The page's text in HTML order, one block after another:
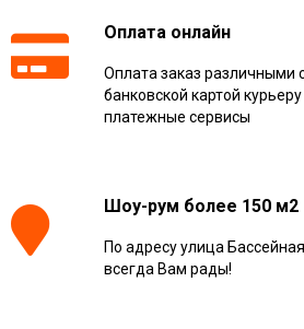
Оплата онлайн
Оплата заказ различными
банковской картой
платежные сервисы
Шоу-рум более 150 м2
По адресу улица
всегда Вам рады!